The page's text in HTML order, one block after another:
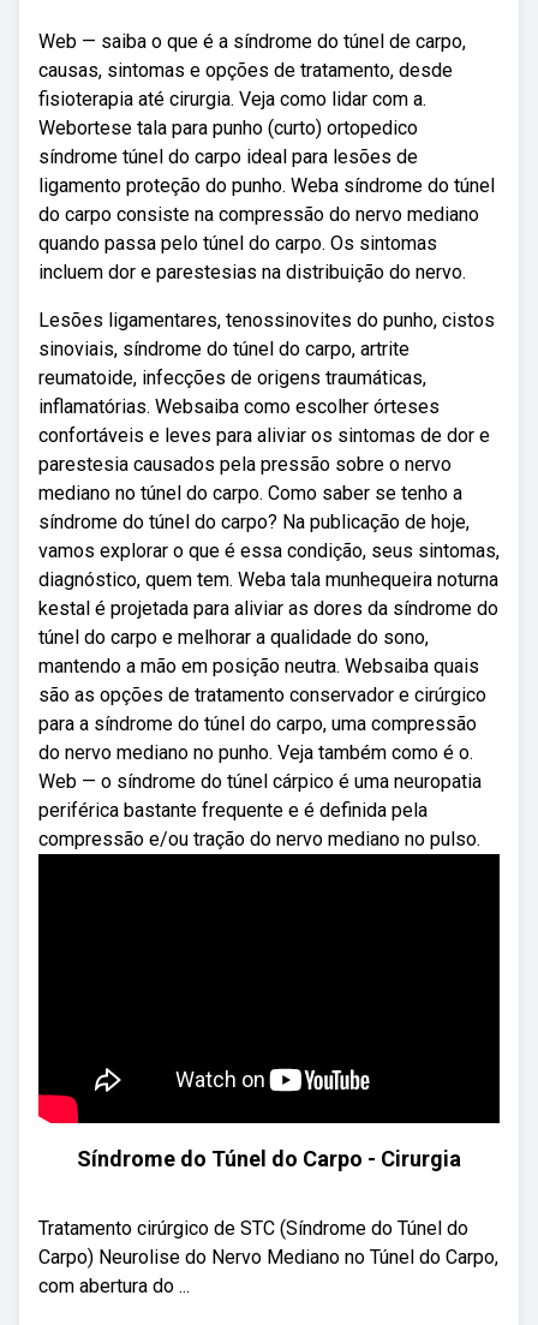
Web — saiba o que é a síndrome do túnel de carpo,
causas, sintomas e opções de tratamento, desde
fisioterapia até cirurgia. Veja como lidar com a.
Webortese tala para punho (curto) ortopedico
síndrome túnel do carpo ideal para lesões de
ligamento proteção do punho. Weba síndrome do túnel
do carpo consiste na compressão do nervo mediano
quando passa pelo túnel do carpo. Os sintomas
incluem dor e parestesias na distribuição do nervo.
Lesões ligamentares, tenossinovites do punho, cistos
sinoviais, síndrome do túnel do carpo, artrite
reumatoide, infecções de origens traumáticas,
inflamatórias. Websaiba como escolher órteses
confortáveis e leves para aliviar os sintomas de dor e
parestesia causados pela pressão sobre o nervo
mediano no túnel do carpo. Como saber se tenho a
síndrome do túnel do carpo? Na publicação de hoje,
vamos explorar o que é essa condição, seus sintomas,
diagnóstico, quem tem. Weba tala munhequeira noturna
kestal é projetada para aliviar as dores da síndrome do
túnel do carpo e melhorar a qualidade do sono,
mantendo a mão em posição neutra. Websaiba quais
são as opções de tratamento conservador e cirúrgico
para a síndrome do túnel do carpo, uma compressão
do nervo mediano no punho. Veja também como é o.
Web — o síndrome do túnel cárpico é uma neuropatia
periférica bastante frequente e é definida pela
compressão e/ou tração do nervo mediano no pulso.
Síndrome do Túnel do Carpo - Cirurgia
Tratamento cirúrgico de STC (Síndrome do Túnel do
Carpo) Neurolise do Nervo Mediano no Túnel do Carpo,
com abertura do ...